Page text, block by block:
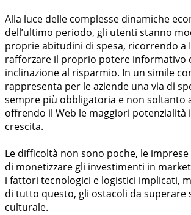
Alla luce delle complesse dinamiche
dell’ultimo periodo, gli utenti stanno
proprie abitudini di spesa, ricorrendo a
rafforzare il proprio potere informativo
inclinazione al risparmio. In un simile
rappresenta per le aziende una via di
sempre più obbligatoria e non soltanto
offrendo il Web le maggiori potenzialità
crescita.
Le difficoltà non sono poche, le imprese
di monetizzare gli investimenti in
i fattori tecnologici e logistici implicati,
di tutto questo, gli ostacoli da superare
culturale.